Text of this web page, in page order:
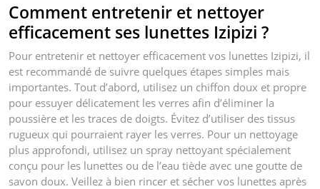
Comment entretenir et nettoyer
efficacement ses lunettes Izipizi ?
Pour entretenir et nettoyer efficacement vos lunettes Izipizi, il
est recommandé de suivre quelques étapes simples mais
importantes. Tout d’abord, utilisez un chiffon doux et propre
pour essuyer délicatement les verres afin d’éliminer la
poussière et les traces de doigts. Évitez d’utiliser des tissus
rugueux qui pourraient rayer les verres. Pour un nettoyage
plus approfondi, utilisez un spray nettoyant spécialement
conçu pour les lunettes ou de l’eau tiède avec une goutte de
savon doux. Veillez à bien rincer et sécher vos lunettes après